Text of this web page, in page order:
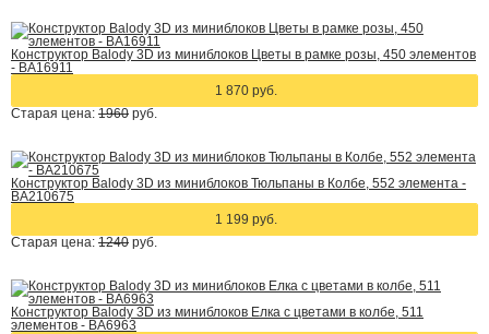
Конструктор Balody 3D из миниблоков Цветы в рамке розы, 450 элементов
- BA16911
1 870 руб.
Старая цена: 1960 руб.
Конструктор Balody 3D из миниблоков Тюльпаны в Колбе, 552 элемента -
BA210675
1 199 руб.
Старая цена: 1240 руб.
Конструктор Balody 3D из миниблоков Елка с цветами в колбе, 511
элементов - BA6963